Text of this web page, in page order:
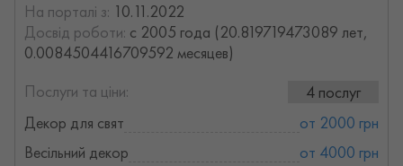
На порталі з: 10.11.2022
Досвід роботи: с 2005 года (20.819719473089 лет,
0.0084504416709592 месяцев)
Послуги та ціни:
4 послуг
Декор для свят
от 2000 грн
Весільний декор
от 4000 грн